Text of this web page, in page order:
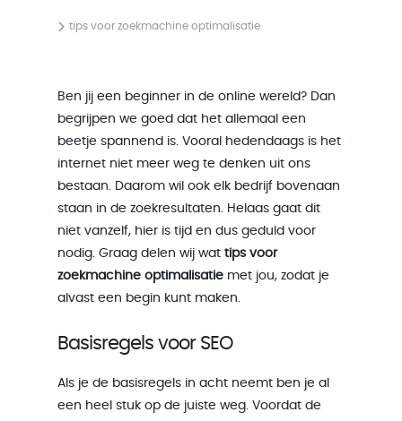
tips voor zoekmachine optimalisatie
Ben jij een beginner in de online wereld? Dan
begrijpen we goed dat het allemaal een
beetje spannend is. Vooral hedendaags is het
internet niet meer weg te denken uit ons
bestaan. Daarom wil ook elk bedrijf bovenaan
staan in de zoekresultaten. Helaas gaat dit
niet vanzelf, hier is tijd en dus geduld voor
nodig. Graag delen wij wat tips voor
zoekmachine optimalisatie met jou, zodat je
alvast een begin kunt maken.
Basisregels voor SEO
Als je de basisregels in acht neemt ben je al
een heel stuk op de juiste weg. Voordat de